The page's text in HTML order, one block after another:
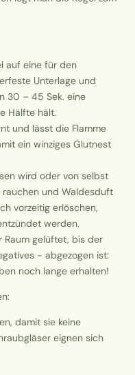
auf eine für den
Unterlage und
30 – 45 Sek. eine
Hälfte hält.
und lässt die Flamme
ein winziges Glutnest
wird oder von selbst
und Waldesduft
vorzeitig erlöschen,
werden.
Raum gelüftet, bis der
- abgezogen ist:
noch lange erhalten!
damit sie keine
eignen sich